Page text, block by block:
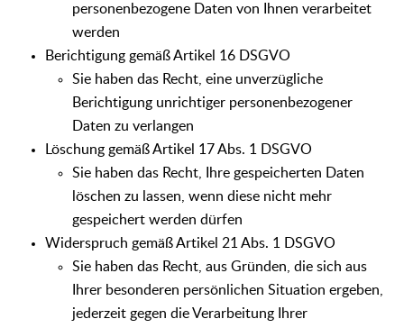
personenbezogene Daten von Ihnen verarbeitet
werden
Berichtigung gemäß Artikel 16 DSGVO
Sie haben das Recht, eine unverzügliche
Berichtigung unrichtiger personenbezogener
Daten zu verlangen
Löschung gemäß Artikel 17 Abs. 1 DSGVO
Sie haben das Recht, Ihre gespeicherten Daten
löschen zu lassen, wenn diese nicht mehr
gespeichert werden dürfen
Widerspruch gemäß Artikel 21 Abs. 1 DSGVO
Sie haben das Recht, aus Gründen, die sich aus
Ihrer besonderen persönlichen Situation ergeben,
jederzeit gegen die Verarbeitung Ihrer